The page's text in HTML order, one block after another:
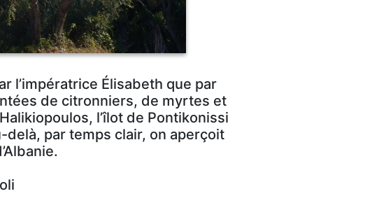
l’impératrice Élisabeth que par
de citronniers, de myrtes et
l’îlot de Pontikonissi
delà, par temps clair, on aperçoit